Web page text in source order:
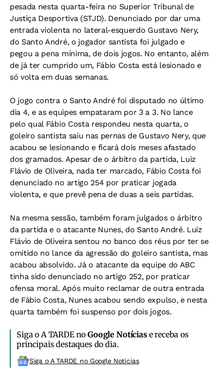
pesada nesta quarta-feira no Superior Tribunal de
Justiça Desportiva (STJD). Denunciado por dar uma
entrada violenta no lateral-esquerdo Gustavo Nery,
do Santo André, o jogador santista foi julgado e
pegou a pena mínima, de dois jogos. No entanto, além
de já ter cumprido um, Fábio Costa está lesionado e
só volta em duas semanas.
O jogo contra o Santo André foi disputado no último
dia 4, e as equipes empataram por 3 a 3. No lance
pelo qual Fábio Costa respondeu nesta quarta, o
goleiro santista saiu nas pernas de Gustavo Nery, que
acabou se lesionando e ficará dois meses afastado
dos gramados. Apesar de o árbitro da partida, Luiz
Flávio de Oliveira, nada ter marcado, Fábio Costa foi
denunciado no artigo 254 por praticar jogada
violenta, e que prevê pena de duas a seis partidas.
Na mesma sessão, também foram julgados o árbitro
da partida e o atacante Nunes, do Santo André. Luiz
Flávio de Oliveira sentou no banco dos réus por ter se
omitido no lance da agressão do goleiro santista, mas
acabou absolvido. Já o atacante da equipe do ABC
tinha sido denunciado no artigo 252, por praticar
ofensa moral. Após muito reclamar de outra entrada
de Fábio Costa, Nunes acabou sendo expulso, e nesta
quarta também foi suspenso por dois jogos.
Siga o A TARDE noGoogle Notíciase receba os
principais destaques do dia.
Siga o A TARDE no Google Noticias